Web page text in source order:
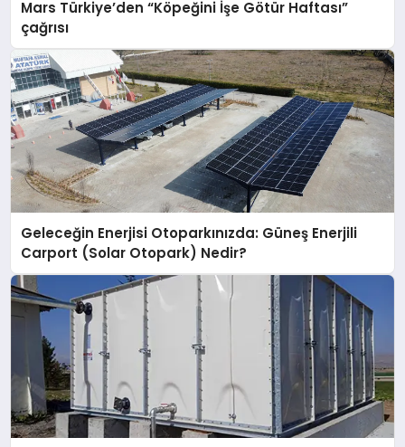
Mars Türkiye’den “Köpeğini İşe Götür Haftası”
çağrısı
Geleceğin Enerjisi Otoparkınızda: Güneş Enerjili
Carport (Solar Otopark) Nedir?